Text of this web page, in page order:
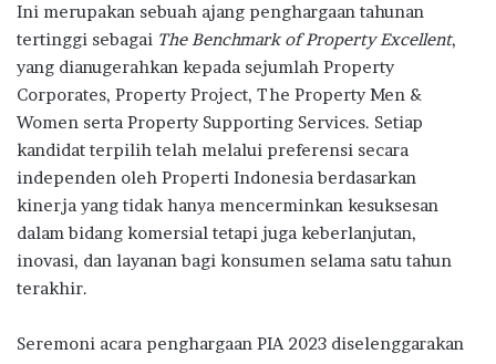
Ini merupakan sebuah ajang penghargaan tahunan
tertinggi sebagai The Benchmark of Property Excellent,
yang dianugerahkan kepada sejumlah Property
Corporates, Property Project, The Property Men &
Women serta Property Supporting Services. Setiap
kandidat terpilih telah melalui preferensi secara
independen oleh Properti Indonesia berdasarkan
kinerja yang tidak hanya mencerminkan kesuksesan
dalam bidang komersial tetapi juga keberlanjutan,
inovasi, dan layanan bagi konsumen selama satu tahun
terakhir.
Seremoni acara penghargaan PIA 2023 diselenggarakan